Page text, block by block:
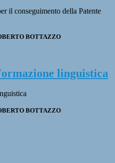
il conseguimento della Patente
BOTTAZZO
linguistica
BOTTAZZO